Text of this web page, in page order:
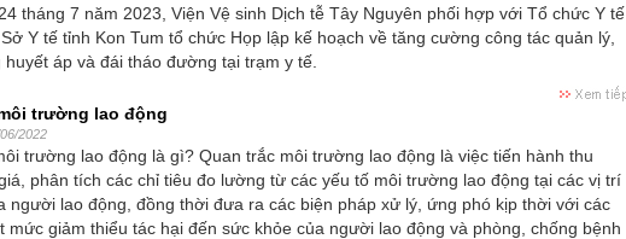
tháng 7 năm 2023, Viện Vệ sinh Dịch tễ Tây Nguyên phối hợp với Tổ chức Y tế
Y tế tỉnh Kon Tum tổ chức Họp lập kế hoạch về tăng cường công tác quản lý,
huyết áp và đái tháo đường tại trạm y tế.
trường lao động
2022
trường lao động là gì? Quan trắc môi trường lao động là việc tiến hành thu
phân tích các chỉ tiêu đo lường từ các yếu tố môi trường lao động tại các vị trí
người lao động, đồng thời đưa ra các biện pháp xử lý, ứng phó kịp thời với các
mức giảm thiểu tác hại đến sức khỏe của người lao động và phòng, chống bệnh